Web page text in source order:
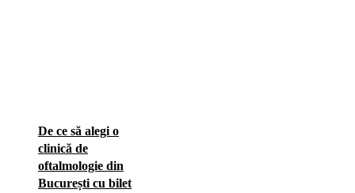
De ce să alegi o
clinică de
oftalmologie din
București cu bilet